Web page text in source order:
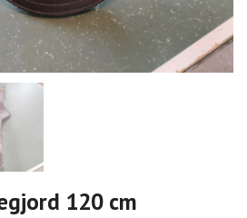
120 cm